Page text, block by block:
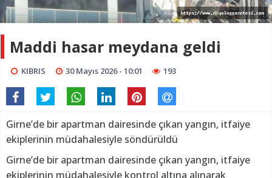
Maddi hasar meydana geldi
KIBRIS 30 Mayıs 2026 - 10:01 193
Girne’de bir apartman dairesinde çıkan yangın, itfaiye
ekiplerinin müdahalesiyle söndürüldü
Girne’de bir apartman dairesinde çıkan yangın, itfaiye
ekiplerinin müdahalesiyle kontrol altına alınarak